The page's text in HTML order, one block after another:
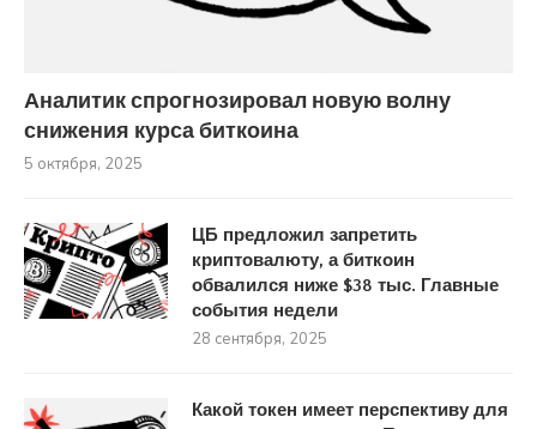
Аналитик спрогнозировал новую волну
снижения курса биткоина
5 октября, 2025
ЦБ предложил запретить
криптовалюту, а биткоин
обвалился ниже $38 тыс. Главные
события недели
28 сентября, 2025
Какой токен имеет перспективу для